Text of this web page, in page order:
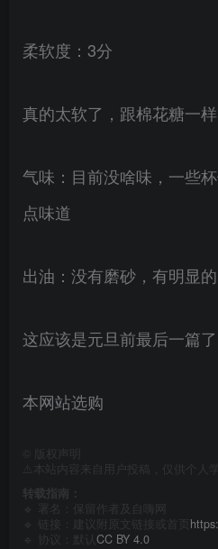
柔软度：3分
真的太软了，跟棉花糖一样
气味：目前没啥味，一些
点味道
出油：没有磨砂，有明显
这应该是元旦前最后一篇
本网站选购
版权声明
⚠️本站内容来自用户投稿，仅供个人
转载指南：
🔹 署名：保留作者及
自嗨网
🔹 链接：建议附原文链接或首页
🔹 协议：默认 CC BY 4.0